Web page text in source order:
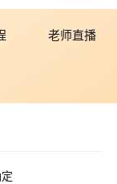
老师直播